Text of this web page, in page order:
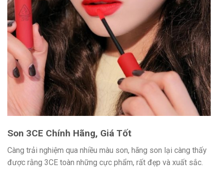
Son 3CE Chính Hãng, Giá Tốt
Càng trải nghiệm qua nhiều màu son, hãng son lại càng thấy
được rằng 3CE toàn những cực phẩm, rất đẹp và xuất sắc.